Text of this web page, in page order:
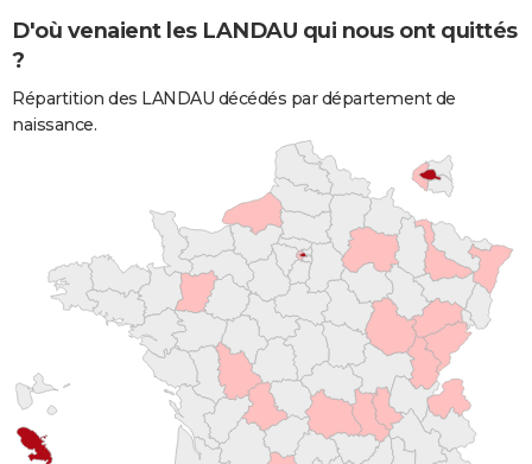
D'où venaient les LANDAU qui nous ont quittés
?
Répartition des LANDAU décédés par département de
naissance.